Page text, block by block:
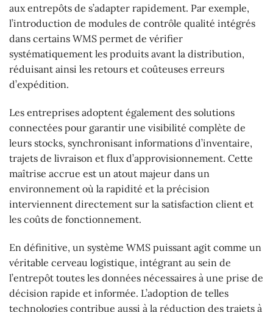
aux entrepôts de s’adapter rapidement. Par exemple,
l’introduction de modules de contrôle qualité intégrés
dans certains WMS permet de vérifier
systématiquement les produits avant la distribution,
réduisant ainsi les retours et coûteuses erreurs
d’expédition.
Les entreprises adoptent également des solutions
connectées pour garantir une visibilité complète de
leurs stocks, synchronisant informations d’inventaire,
trajets de livraison et flux d’approvisionnement. Cette
maîtrise accrue est un atout majeur dans un
environnement où la rapidité et la précision
interviennent directement sur la satisfaction client et
les coûts de fonctionnement.
En définitive, un système WMS puissant agit comme un
véritable cerveau logistique, intégrant au sein de
l’entrepôt toutes les données nécessaires à une prise de
décision rapide et informée. L’adoption de telles
technologies contribue aussi à la réduction des trajets à